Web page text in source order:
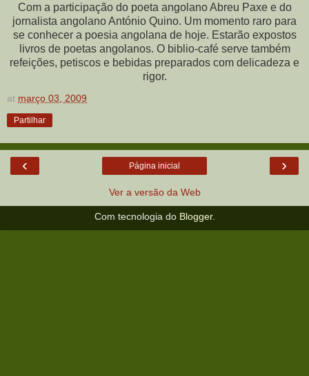
Com a participação do poeta angolano Abreu Paxe e do
jornalista angolano António Quino. Um momento raro para
se conhecer a poesia angolana de hoje. Estarão expostos
livros de poetas angolanos. O biblio-café serve também
refeições, petiscos e bebidas preparados com delicadeza e
rigor.
at março 03, 2009
Partilhar
‹ ›
Página inicial
Ver a versão da Web
Com tecnologia do Blogger.